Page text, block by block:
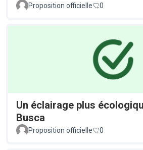
Proposition officielle 0
Un éclairage plus
Busca
Proposition officielle 0